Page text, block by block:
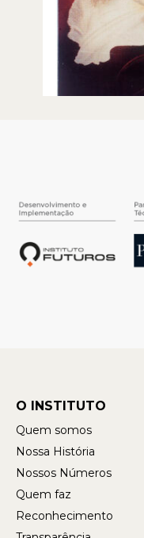
O INSTITUTO
Quem somos
Nossa História
Nossos Números
Quem faz
Reconhecimento